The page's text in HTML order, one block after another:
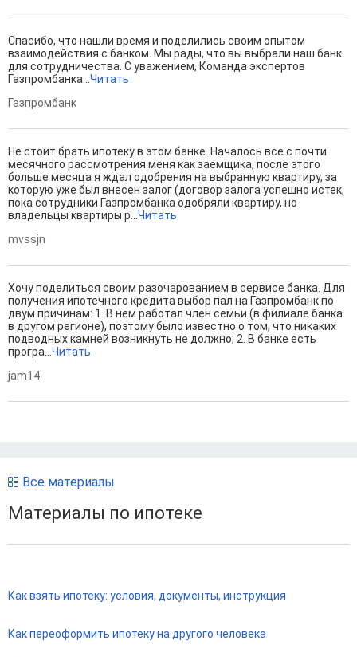
Спасибо, что нашли время и поделились своим опытом
взаимодействия с банком. Мы рады, что вы выбрали наш банк
для сотрудничества. С уважением, Команда экспертов
Газпромбанка...Читать
Газпромбанк
Не стоит брать ипотеку в этом банке. Началось все с почти
месячного рассмотрения меня как заемщика, после этого
больше месяца я ждал одобрения на выбранную квартиру, за
которую уже был внесен залог (договор залога успешно истек,
пока сотрудники Газпромбанка одобряли квартиру, но
владельцы квартиры р...Читать
mvssjn
Хочу поделиться своим разочарованием в сервисе банка. Для
получения ипотечного кредита выбор пал на Газпромбанк по
двум причинам: 1. В нем работал член семьи (в филиале банка
в другом регионе), поэтому было известно о том, что никаких
подводных камней возникнуть не должно; 2. В банке есть
програ...Читать
jam14
Все материалы
Материалы по ипотеке
Как взять ипотеку: условия, документы, инструкция
Как переоформить ипотеку на другого человека